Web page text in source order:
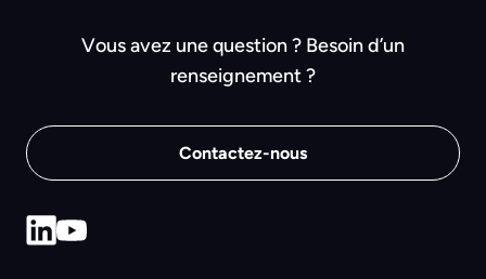
Vous avez une question ? Besoin d’un
renseignement ?
Contactez-nous